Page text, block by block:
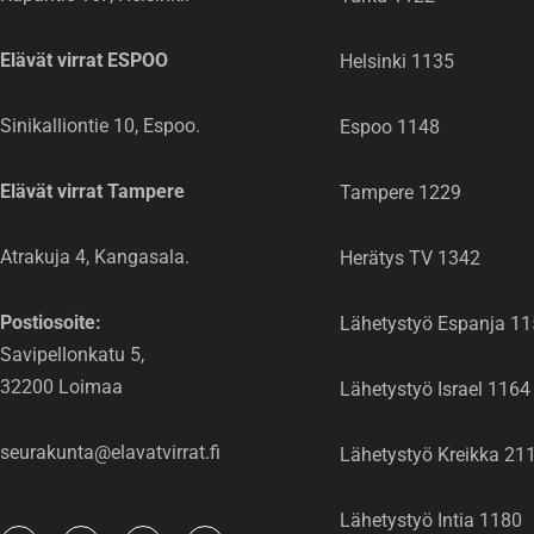
Elävät virrat ESPOO
Sinikalliontie 10, Espoo.
Elävät virrat Tampere
Atrakuja 4, Kangasala.
Postiosoite:
Savipellonkatu 5,
32200 Loimaa
seurakunta@elavatvirrat.fi
Helsinki 1135
Espoo 1148
Tampere 1229
Herätys TV 1342
Lähetystyö Espanja
Lähetystyö Israel 1164
Lähetystyö Kreikka
Lähetystyö Intia 1180